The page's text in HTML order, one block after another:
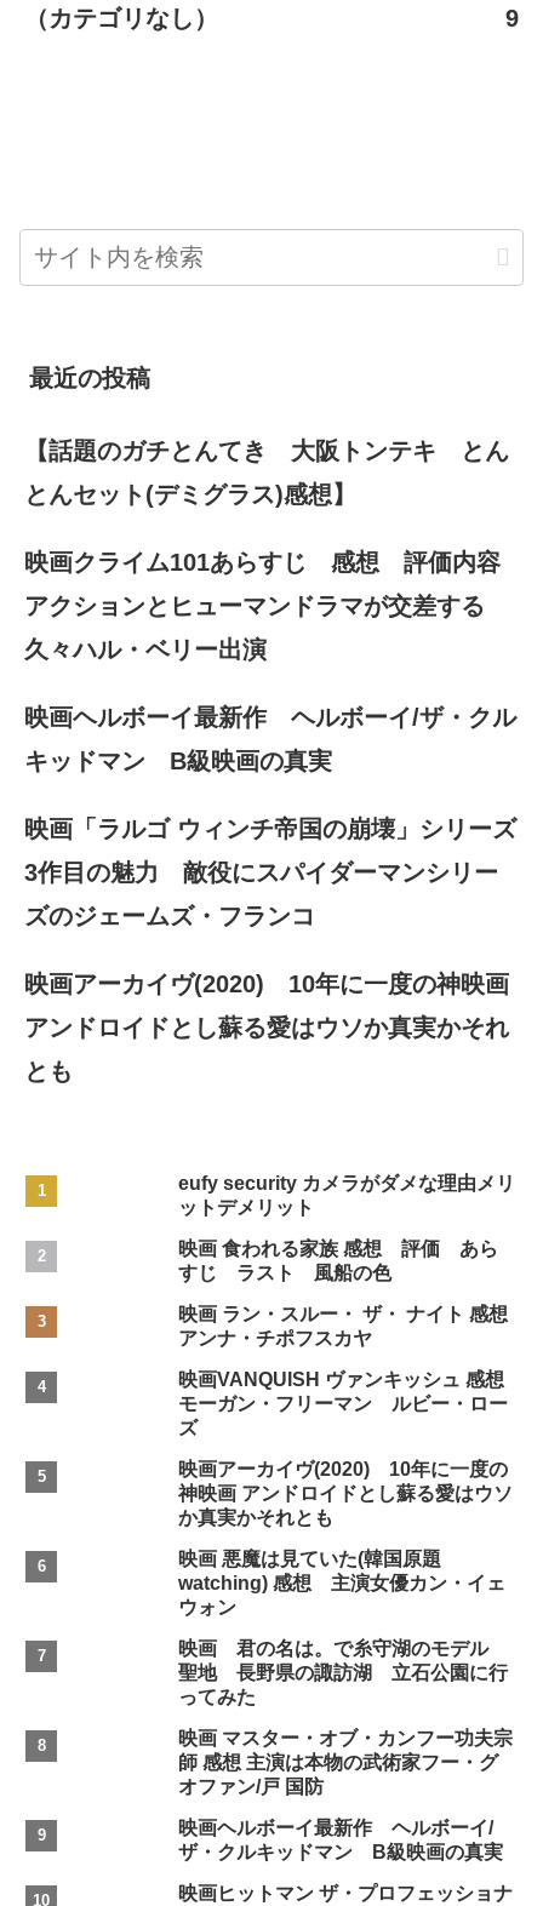
（カテゴリなし） 9
最近の投稿
【話題のガチとんてき 大阪トンテキ とん
とんセット(デミグラス)感想】
映画クライム101あらすじ 感想 評価内容
アクションとヒューマンドラマが交差する
久々ハル・ベリー出演
映画ヘルボーイ最新作 ヘルボーイ/ザ・クル
キッドマン B級映画の真実
映画「ラルゴ ウィンチ帝国の崩壊」シリーズ
3作目の魅力 敵役にスパイダーマンシリー
ズのジェームズ・フランコ
映画アーカイヴ(2020) 10年に一度の神映画
アンドロイドとし蘇る愛はウソか真実かそれ
とも
eufy security カメラがダメな理由メリ
ットデメリット
映画 食われる家族 感想 評価 あら
すじ ラスト 風船の色
映画 ラン・スルー・ ザ・ ナイト 感想
アンナ・チポフスカヤ
映画VANQUISH ヴァンキッシュ 感想
モーガン・フリーマン ルビー・ロー
ズ
映画アーカイヴ(2020) 10年に一度の
神映画 アンドロイドとし蘇る愛はウソ
か真実かそれとも
映画 悪魔は見ていた(韓国原題
watching) 感想 主演女優カン・イェ
ウォン
映画 君の名は。で糸守湖のモデル
聖地 長野県の諏訪湖 立石公園に行
ってみた
映画 マスター・オブ・カンフー功夫宗
師 感想 主演は本物の武術家フー・グ
オファン/戸 国防
映画ヘルボーイ最新作 ヘルボーイ/
ザ・クルキッドマン B級映画の真実
映画ヒットマン ザ・プロフェッショナ